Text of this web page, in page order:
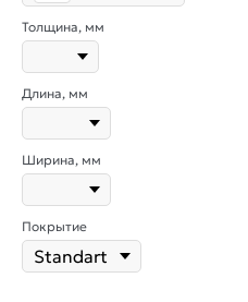
Толщина, мм
Длина, мм
Ширина, мм
Покрытие